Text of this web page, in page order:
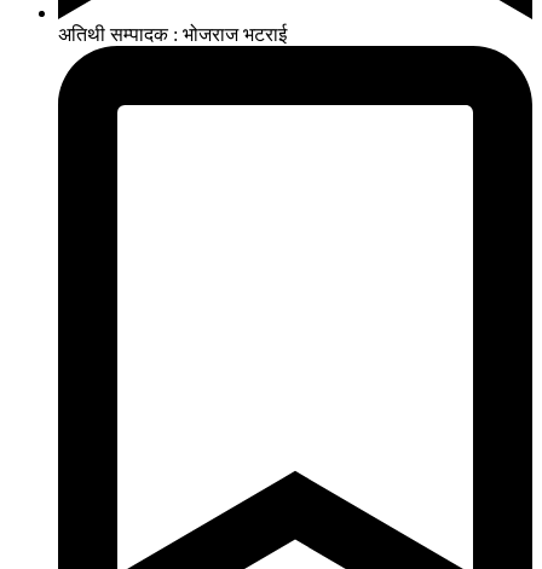
अतिथी सम्पादक : भोजराज भटराई